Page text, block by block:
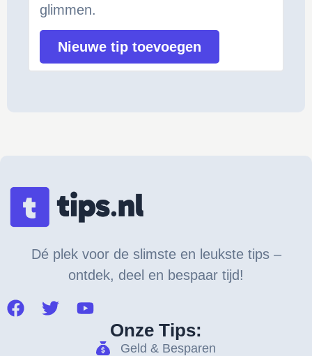
glimmen.
Nieuwe tip toevoegen
Dé plek voor de slimste en leukste tips –
ontdek, deel en bespaar tijd!
Onze Tips:
Geld & Besparen